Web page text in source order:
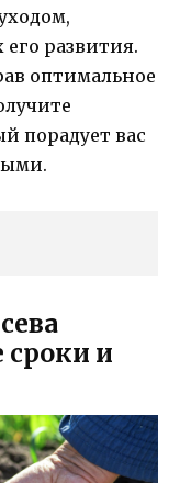
развития.
оптимальное
порадует вас
и